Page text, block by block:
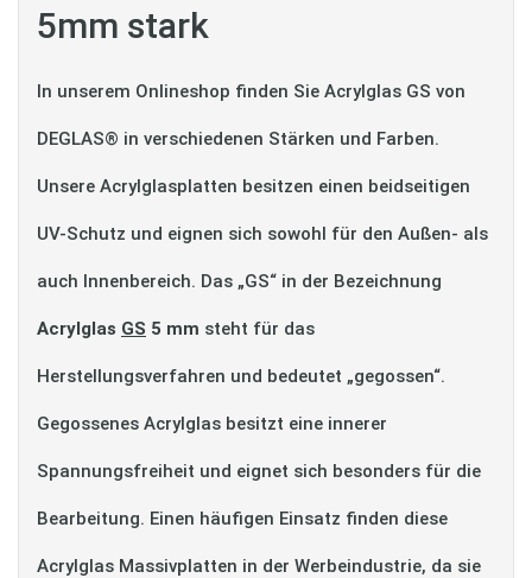
5mm stark
In unserem Onlineshop finden Sie Acrylglas GS von
DEGLAS® in verschiedenen Stärken und Farben.
Unsere Acrylglasplatten besitzen einen beidseitigen
UV-Schutz und eignen sich sowohl für den Außen- als
auch Innenbereich. Das „GS“ in der Bezeichnung
Acrylglas GS 5 mm steht für das
Herstellungsverfahren und bedeutet „gegossen“.
Gegossenes Acrylglas besitzt eine innerer
Spannungsfreiheit und eignet sich besonders für die
Bearbeitung. Einen häufigen Einsatz finden diese
Acrylglas Massivplatten in der Werbeindustrie, da sie